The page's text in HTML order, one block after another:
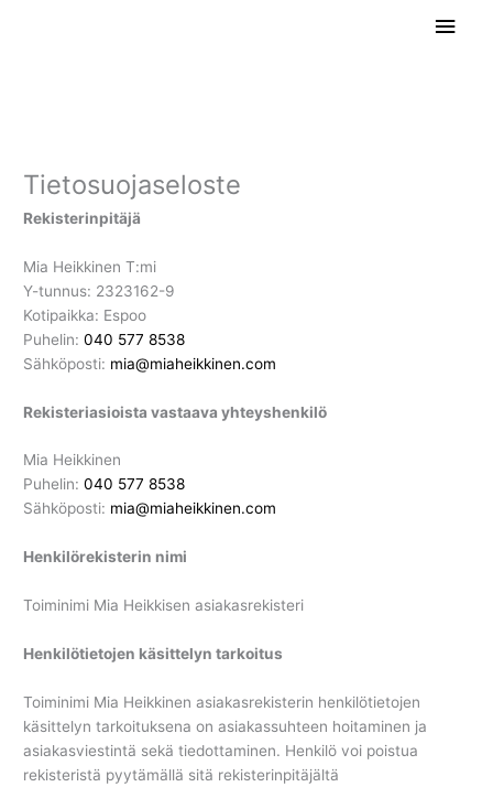
Tietosuojaseloste
Rekisterinpitäjä
Mia Heikkinen T:mi
Y-tunnus: 2323162-9
Kotipaikka: Espoo
Puhelin:040 577 8538
Sähköposti: mia@miaheikkinen.com
Rekisteriasioista vastaava yhteyshenkilö
Mia Heikkinen
Puhelin:040 577 8538
Sähköposti: mia@miaheikkinen.com
Henkilörekisterin nimi
Toiminimi Mia Heikkisen asiakasrekisteri
Henkilötietojen käsittelyn tarkoitus
Toiminimi Mia Heikkinen asiakasrekisterin henkilötietojen
käsittelyn tarkoituksena on asiakassuhteen hoitaminen ja
asiakasviestintä sekä tiedottaminen. Henkilö voi poistua
rekisteristä pyytämällä sitä rekisterinpitäjältä